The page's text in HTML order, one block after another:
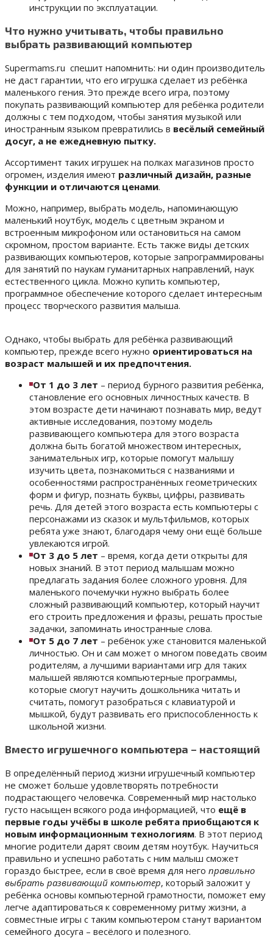
инструкции по эксплуатации.
Что нужно учитывать, чтобы правильно
выбрать развивающий компьютер
Supermams.ru спешит напомнить: ни один производитель
не даст гарантии, что его игрушка сделает из ребёнка
маленького гения. Это прежде всего игра, поэтому
покупать развивающий компьютер для ребёнка родители
должны с тем подходом, чтобы занятия музыкой или
иностранным языком превратились в весёлый семейный
досуг, а не ежедневную пытку.
Ассортимент таких игрушек на полках магазинов просто
огромен, изделия имеют различный дизайн, разные
функции и отличаются ценами.
Можно, например, выбрать модель, напоминающую
маленький ноутбук, модель с цветным экраном и
встроенным микрофоном или остановиться на самом
скромном, простом варианте. Есть также виды детских
развивающих компьютеров, которые запрограммированы
для занятий по наукам гуманитарных направлений, наук
естественного цикла. Можно купить компьютер,
программное обеспечение которого сделает интересным
процесс творческого развития малыша.
Однако, чтобы выбрать для ребёнка развивающий
компьютер, прежде всего нужно ориентироваться на
возраст малышей и их предпочтения.
От 1 до 3 лет – период бурного развития ребёнка,
становление его основных личностных качеств. В
этом возрасте дети начинают познавать мир, ведут
активные исследования, поэтому модель
развивающего компьютера для этого возраста
должна быть богатой множеством интересных,
занимательных игр, которые помогут малышу
изучить цвета, познакомиться с названиями и
особенностями распространённых геометрических
форм и фигур, познать буквы, цифры, развивать
речь. Для детей этого возраста есть компьютеры с
персонажами из сказок и мультфильмов, которых
ребята уже знают, благодаря чему они ещё больше
увлекаются игрой.
От 3 до 5 лет – время, когда дети открыты для
новых знаний. В этот период малышам можно
предлагать задания более сложного уровня. Для
маленького почемучки нужно выбрать более
сложный развивающий компьютер, который научит
его строить предложения и фразы, решать простые
задачки, запоминать иностранные слова.
От 5 до 7 лет – ребёнок уже становится маленькой
личностью. Он и сам может о многом поведать своим
родителям, а лучшими вариантами игр для таких
малышей являются компьютерные программы,
которые смогут научить дошкольника читать и
считать, помогут разобраться с клавиатурой и
мышкой, будут развивать его приспособленность к
школьной жизни.
Вместо игрушечного компьютера – настоящий
В определённый период жизни игрушечный компьютер
не сможет больше удовлетворять потребности
подрастающего человечка. Современный мир настолько
густо насыщен всякого рода информацией, что ещё в
первые годы учёбы в школе ребята приобщаются к
новым информационным технологиям. В этот период
многие родители дарят своим детям ноутбук. Научиться
правильно и успешно работать с ним малыш сможет
гораздо быстрее, если в своё время для него правильно
выбрать развивающий компьютер, который заложит у
ребёнка основы компьютерной грамотности, поможет ему
легче адаптироваться к современному ритму жизни, а
совместные игры с таким компьютером станут вариантом
семейного досуга – весёлого и полезного.